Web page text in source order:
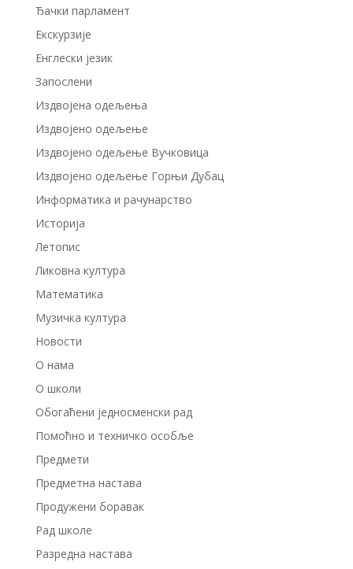
Ђачки парламент
Екскурзије
Енглески језик
Запослени
Издвојенa одељењa
Издвојено одељење
Издвојено одељење Вучковица
Издвојено одељење Горњи Дубац
Информатика и рачунарство
Историја
Летопис
Ликовна култура
Математика
Музичка култура
Новости
О нама
О школи
Обогаћени једносменски рад
Помоћно и техничко особље
Предмети
Предметна настава
Продужени боравак
Рад школе
Разредна настава